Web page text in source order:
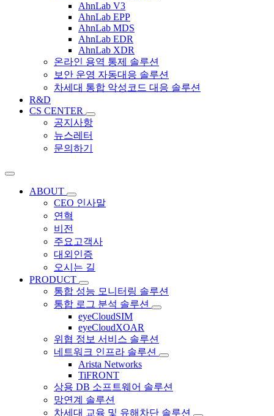
AhnLab V3
AhnLab EPP
AhnLab MDS
AhnLab EDR
AhnLab XDR
온라인 용역 통제 솔루션
보안 운영 자동대응 솔루션
차세대 통합 악성코드 대응 솔루션
R&D
CS CENTER
공지사항
뉴스레터
문의하기
ABOUT
CEO 인사말
연혁
비전
주요고객사
대외인증
오시는 길
PRODUCT
통합 성능 모니터링 솔루션
통합 로그 분석 솔루션
eyeCloudSIM
eyeCloudXOAR
위협 정보 서비스 솔루션
네트워크 인프라 솔루션
Arista Networks
TiFRONT
상용 DB 소프트웨어 솔루션
망연계 솔루션
차세대 교육 및 유해차단 솔루션